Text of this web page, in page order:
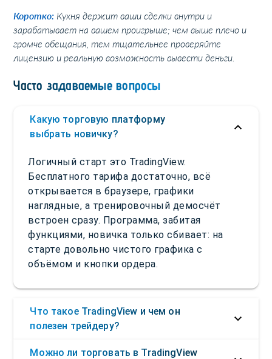
Коротко: Кухня держит ваши сделки внутри и
зарабатывает на вашем проигрыше; чем выше плечо и
громче обещания, тем тщательнее проверяйте
лицензию и реальную возможность вывести деньги.
Часто задаваемые вопросы
Какую торговую платформу
выбрать новичку?
Логичный старт это TradingView.
Бесплатного тарифа достаточно, всё
открывается в браузере, графики
наглядные, а тренировочный демосчёт
встроен сразу. Программа, забитая
функциями, новичка только сбивает: на
старте довольно чистого графика с
объёмом и кнопки ордера.
Что такое TradingView и чем он
полезен трейдеру?
Можно ли торговать в TradingView